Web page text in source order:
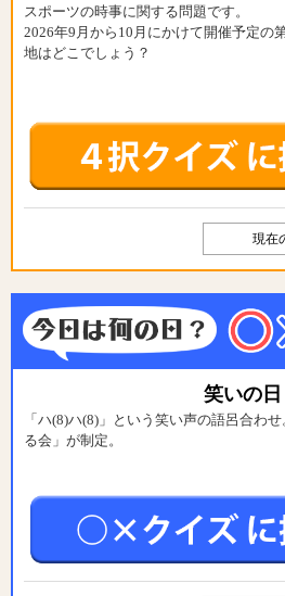
スポーツの時事に関する問題です。
2026年9月から10月にかけて開催予定の
地はどこでしょう？
現在
笑いの日
「ハ(8)ハ(8)」という笑い声の語呂合わ
る会」が制定。